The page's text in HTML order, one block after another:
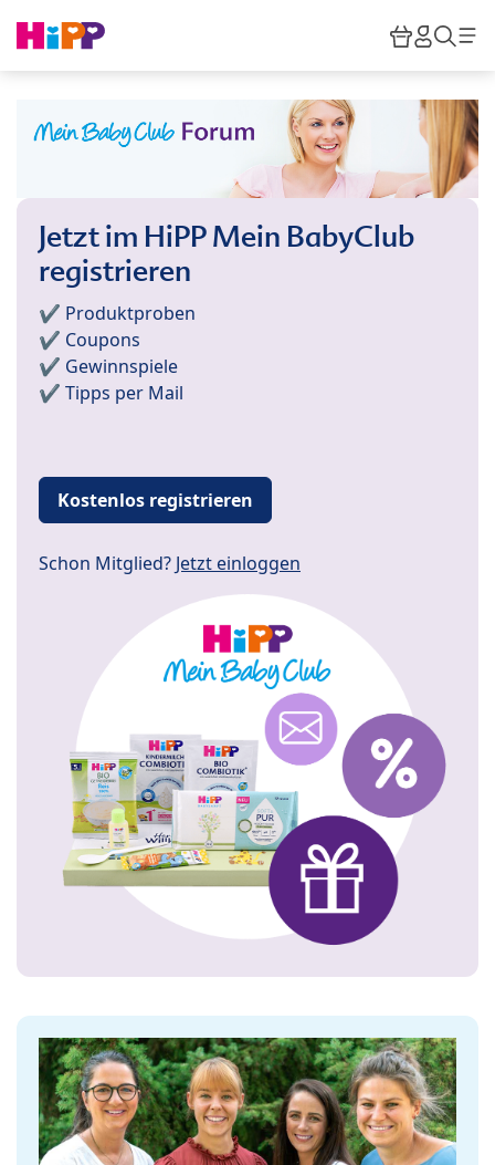
HiPP
Jetzt im HiPP Mein BabyClub
registrieren
✔️ Produktproben
✔️ Coupons
✔️ Gewinnspiele
✔️ Tipps per Mail
Kostenlos registrieren
Schon Mitglied? Jetzt einloggen